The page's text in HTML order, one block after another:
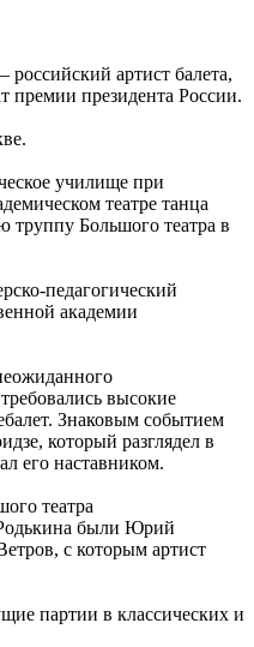
артист балета,
премии президента России.
училище при
театре танца
труппу Большого театра в
педагогический
академии
высокие
Знаковым событием
который разглядел в
его наставником.
театра
были Юрий
с которым артист
партии в классических и